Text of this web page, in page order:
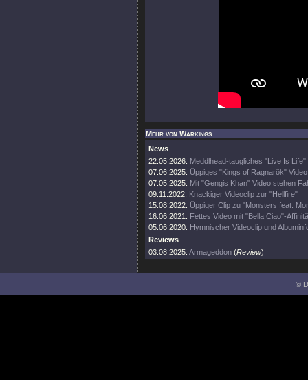
Mehr von Warkings
News
22.05.2026: Meddlhead-taugliches "Live Is
07.06.2025: Üppiges "Kings of Ragnarök" Video
07.05.2025: Mit "Gengis Khan" Video stehen
09.11.2022: Knackiger Videoclip zur "Hellfire"
15.08.2022: Üppiger Clip zu "Monsters feat.
16.06.2021: Fettes Video mit "Bella Ciao"-
05.06.2020: Hymnischer Videoclip und
Reviews
03.08.2025: Armageddon (Review)
©